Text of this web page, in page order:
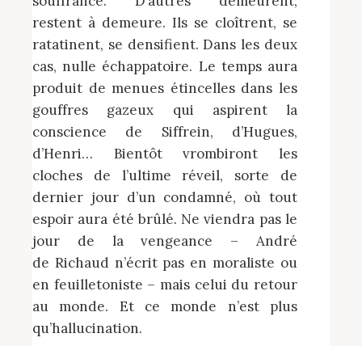
restent à demeure. Ils se cloîtrent, se
ratatinent, se densifient. Dans les deux
cas, nulle échappatoire. Le temps aura
produit de menues étincelles dans les
gouffres gazeux qui aspirent la
conscience de Siffrein, d’Hugues,
d’Henri… Bientôt vrombiront les
cloches de l’ultime réveil, sorte de
dernier jour d’un condamné, où tout
espoir aura été brûlé. Ne viendra pas le
jour de la vengeance – André
de Richaud n’écrit pas en moraliste ou
en feuilletoniste – mais celui du retour
au monde. Et ce monde n’est plus
qu’hallucination.